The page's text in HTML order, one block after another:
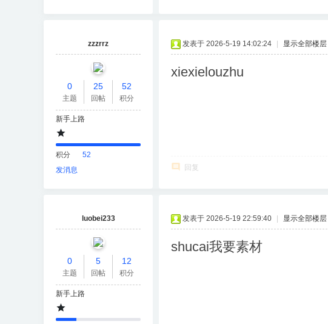
zzzrrz
0
主题
25
回帖
52
积分
新手上路
积分
52
发消息
发表于 2026-5-19 14:02:24 显示全部楼层
xiexielouzhu
回复
luobei233
0
主题
5
回帖
12
积分
新手上路
发表于 2026-5-19 22:59:40 显示全部楼层
shucai我要素材